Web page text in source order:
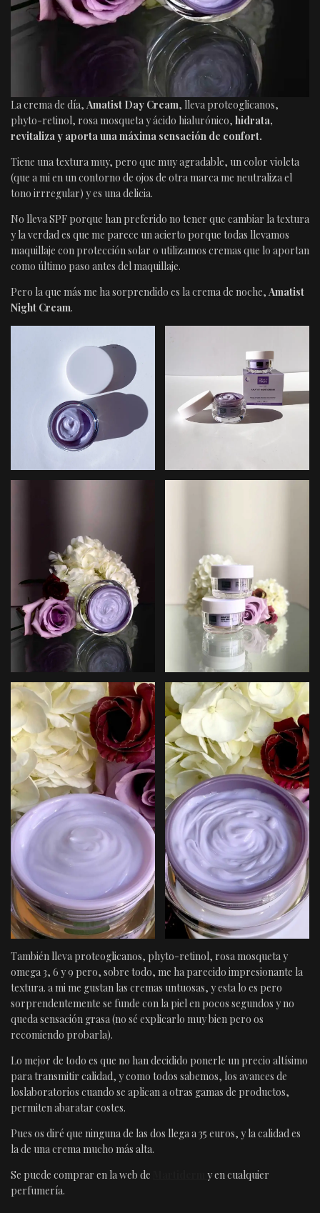
La crema de día, Amatist Day Cream, lleva proteoglicanos,
phyto-retinol, rosa mosqueta y ácido hialurónico, hidrata,
revitaliza y aporta una máxima sensación de confort.
Tiene una textura muy, pero que muy agradable, un color violeta
(que a mi en un contorno de ojos de otra marca me neutraliza el
tono irrregular) y es una delicia.
No lleva SPF porque han preferido no tener que cambiar la textura
y la verdad es que me parece un acierto porque todas llevamos
maquillaje con protección solar o utilizamos cremas que lo aportan
como último paso antes del maquillaje.
Pero la que más me ha sorprendido es la crema de noche, Amatist
Night Cream.
También lleva proteoglicanos, phyto-retinol, rosa mosqueta y
omega 3, 6 y 9 pero, sobre todo, me ha parecido impresionante la
textura. a mi me gustan las cremas untuosas, y esta lo es pero
sorprendentemente se funde con la piel en pocos segundos y no
queda sensación grasa (no sé explicarlo muy bien pero os
recomiendo probarla).
Lo mejor de todo es que no han decidido ponerle un precio altísimo
para transmitir calidad, y como todos sabemos, los avances de
loslaboratorios cuando se aplican a otras gamas de productos,
permiten abaratar costes.
Pues os diré que ninguna de las dos llega a 35 euros, y la calidad es
la de una crema mucho más alta.
Se puede comprar en la web de
y en cualquier
perfumería.